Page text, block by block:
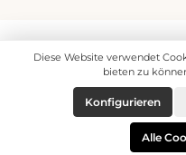
© 2008 - 2026
Diese Website verwendet
bieten zu
Konfigurieren
Alle